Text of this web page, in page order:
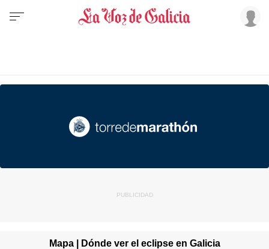
Mapa | Dónde ver el eclipse en Galicia